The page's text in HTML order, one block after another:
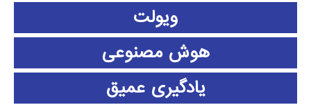
ویولت
هوش مصنوعی
یادگیری عمیق